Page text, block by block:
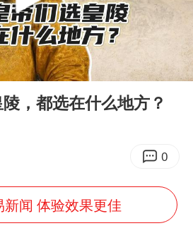
风白海豚登陆地点更新
守所辅警收受10万获刑1年
地要求领导干部带头休假
宇树科技发行价格150.80元/股
14:02
，都选在什么地方？
0
闻 体验效果更佳